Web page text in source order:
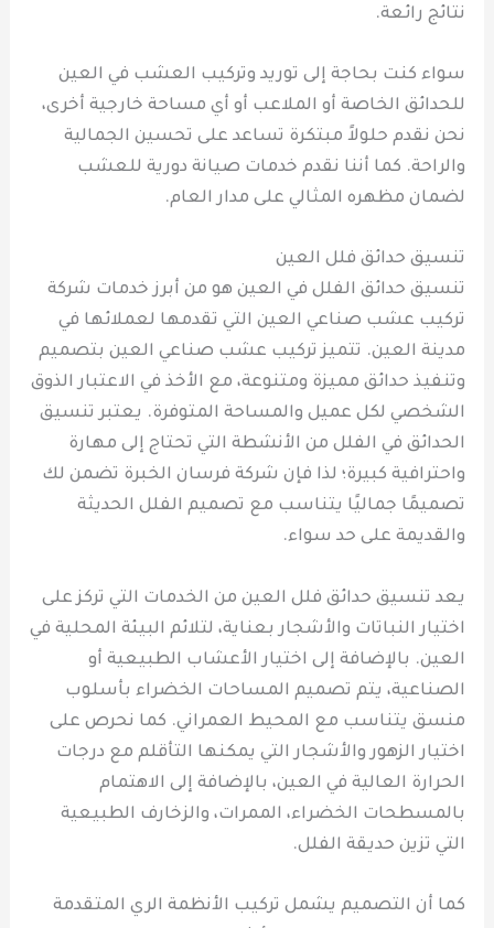
نتائج رائعة.
سواء كنت بحاجة إلى توريد وتركيب العشب في العين
للحدائق الخاصة أو الملاعب أو أي مساحة خارجية أخرى،
نحن نقدم حلولاً مبتكرة تساعد على تحسين الجمالية
والراحة. كما أننا نقدم خدمات صيانة دورية للعشب
لضمان مظهره المثالي على مدار العام.
تنسيق حدائق فلل العين
تنسيق حدائق الفلل في العين هو من أبرز خدمات شركة
تركيب عشب صناعي العين التي تقدمها لعملائها في
مدينة العين. تتميز تركيب عشب صناعي العين بتصميم
وتنفيذ حدائق مميزة ومتنوعة، مع الأخذ في الاعتبار الذوق
الشخصي لكل عميل والمساحة المتوفرة. يعتبر تنسيق
الحدائق في الفلل من الأنشطة التي تحتاج إلى مهارة
واحترافية كبيرة؛ لذا فإن شركة فرسان الخبرة تضمن لك
تصميمًا جماليًا يتناسب مع تصميم الفلل الحديثة
والقديمة على حد سواء.
يعد تنسيق حدائق فلل العين من الخدمات التي تركز على
اختيار النباتات والأشجار بعناية، لتلائم البيئة المحلية في
العين. بالإضافة إلى اختيار الأعشاب الطبيعية أو
الصناعية، يتم تصميم المساحات الخضراء بأسلوب
منسق يتناسب مع المحيط العمراني. كما نحرص على
اختيار الزهور والأشجار التي يمكنها التأقلم مع درجات
الحرارة العالية في العين، بالإضافة إلى الاهتمام
بالمسطحات الخضراء، الممرات، والزخارف الطبيعية
التي تزين حديقة الفلل.
كما أن التصميم يشمل تركيب الأنظمة الري المتقدمة